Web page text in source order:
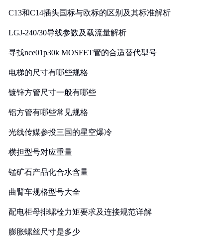
C13和C14插头国标与欧标的区别及其标准解析
LGJ-240/30导线参数及载流量解析
寻找nce01p30k MOSFET管的合适替代型号
电梯的尺寸有哪些规格
镀锌方管尺寸一般有哪些
铝方管有哪些常见规格
光线传媒参投三国的星空爆冷
横担型号对应重量
锰矿石产品化合水含量
曲臂车规格型号大全
配电柜母排螺栓力矩要求及连接规范详解
膨胀螺丝尺寸是多少